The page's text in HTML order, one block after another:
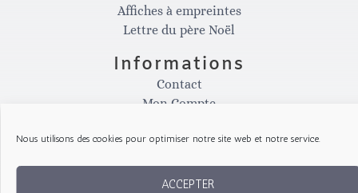
Nous utilisons des cookies pour optimiser notre site web et notre service.
ACCEPTER
t
a
g
r
e
b
o
o
Affiches à empreintes
Lettre du père Noël
Informations
Contact
Mon Compte
Politique de confidentialité
Site réalisé avec la participation de